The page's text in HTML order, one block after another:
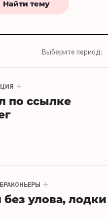
Найти тему
Выберите период:
по ссылке
БРАКОНЬЕРЫ
улова,